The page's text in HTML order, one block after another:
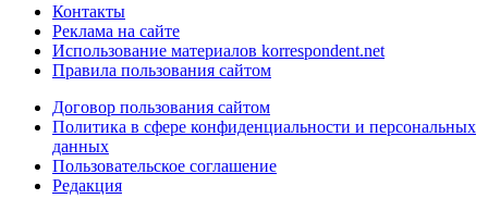
Контакты
Реклама на сайте
Использование материалов korrespondent.net
Правила пользования сайтом
Договор пользования сайтом
Политика в сфере конфиденциальности и персональных
данных
Пользовательское соглашение
Редакция